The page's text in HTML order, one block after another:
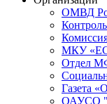
ОМВД
МКУ
Отдел
Газета
ОАУСО